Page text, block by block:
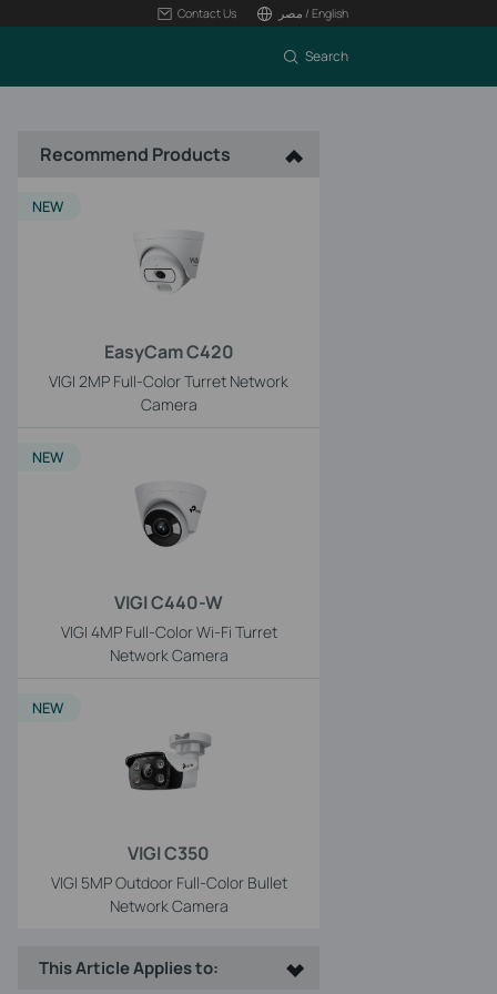
Contact Us مصر / English
Search
Recommend Products
EasyCam C420
VIGI 2MP Full-Color Turret Network
Camera
NEW
VIGI C440-W
VIGI 4MP Full-Color Wi-Fi Turret
Network Camera
NEW
VIGI C350
VIGI 5MP Outdoor Full-Color Bullet
Network Camera
NEW
This Article Applies to: